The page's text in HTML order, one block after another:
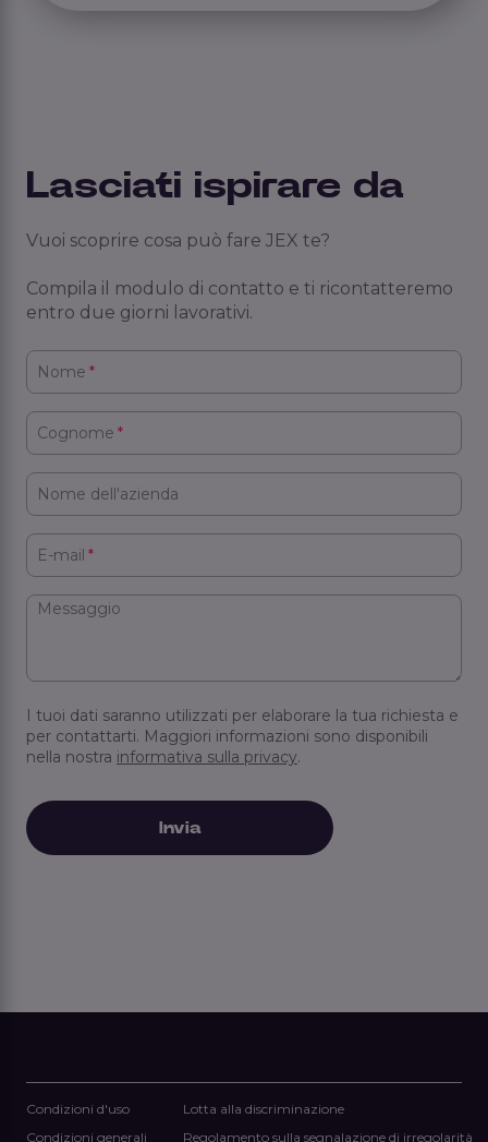
Lasciati ispirare da
Vuoi scoprire cosa può fare JEX te?
Compila il modulo di contatto e ti ricontatteremo
entro due giorni lavorativi.
Nome *
Cognome *
Nome dell'azienda
E-mail *
Messaggio
I tuoi dati saranno utilizzati per elaborare la tua richiesta e
per contattarti. Maggiori informazioni sono disponibili
nella nostra informativa sulla privacy.
Condizioni d'uso
Condizioni generali
Lotta alla discriminazione
Regolamento sulla segnalazione di irregolarità